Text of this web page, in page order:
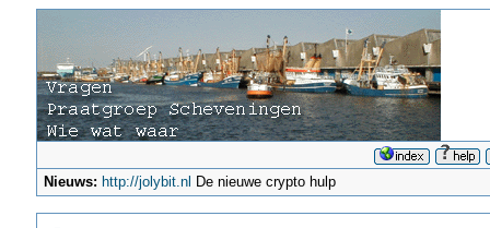
Nieuws: http://jolybit.nl De nieuwe crypto hulp